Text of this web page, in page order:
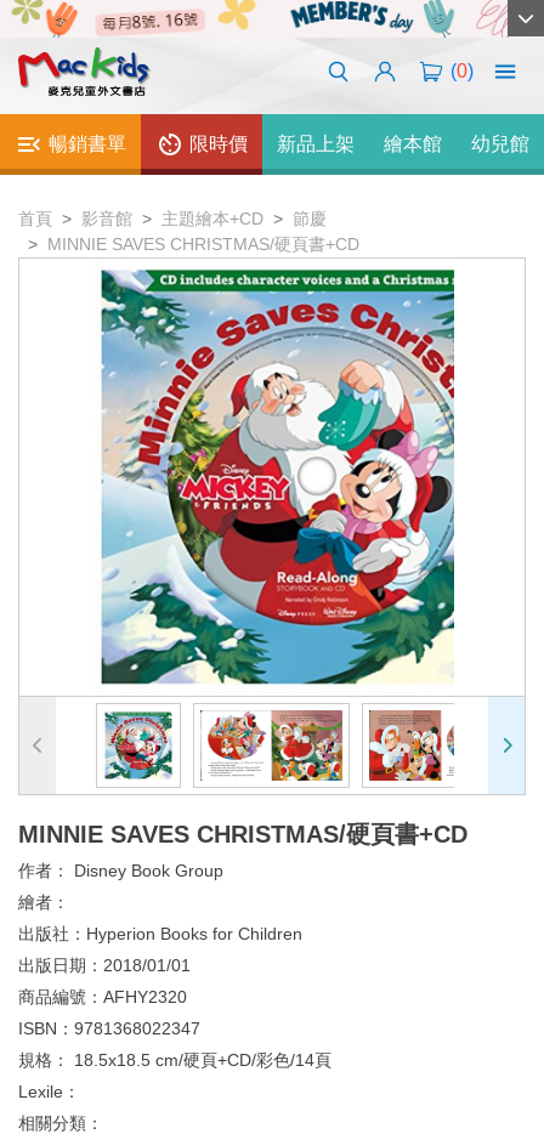
(0)
暢銷書單 限時價 新品上架 繪本館 幼兒館
首頁 影音館 主題繪本+CD
節慶
MINNIE SAVES CHRISTMAS/硬頁書+CD
MINNIE SAVES CHRISTMAS/硬頁書+CD
作者： Disney Book Group
繪者：
出版社： Hyperion Books for Children
出版日期： 2018/01/01
商品編號： AFHY2320
ISBN： 9781368022347
規格： 18.5x18.5 cm/硬頁+CD/彩色/14頁
Lexile：
相關分類：